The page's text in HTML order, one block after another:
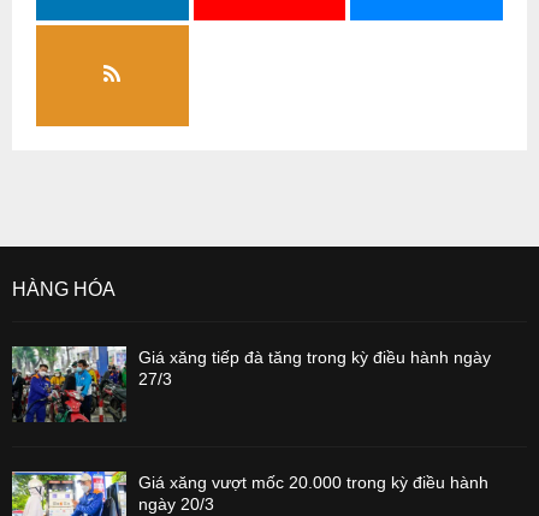
HÀNG HÓA
Giá xăng tiếp đà tăng trong kỳ điều hành ngày
27/3
Giá xăng vượt mốc 20.000 trong kỳ điều hành
ngày 20/3